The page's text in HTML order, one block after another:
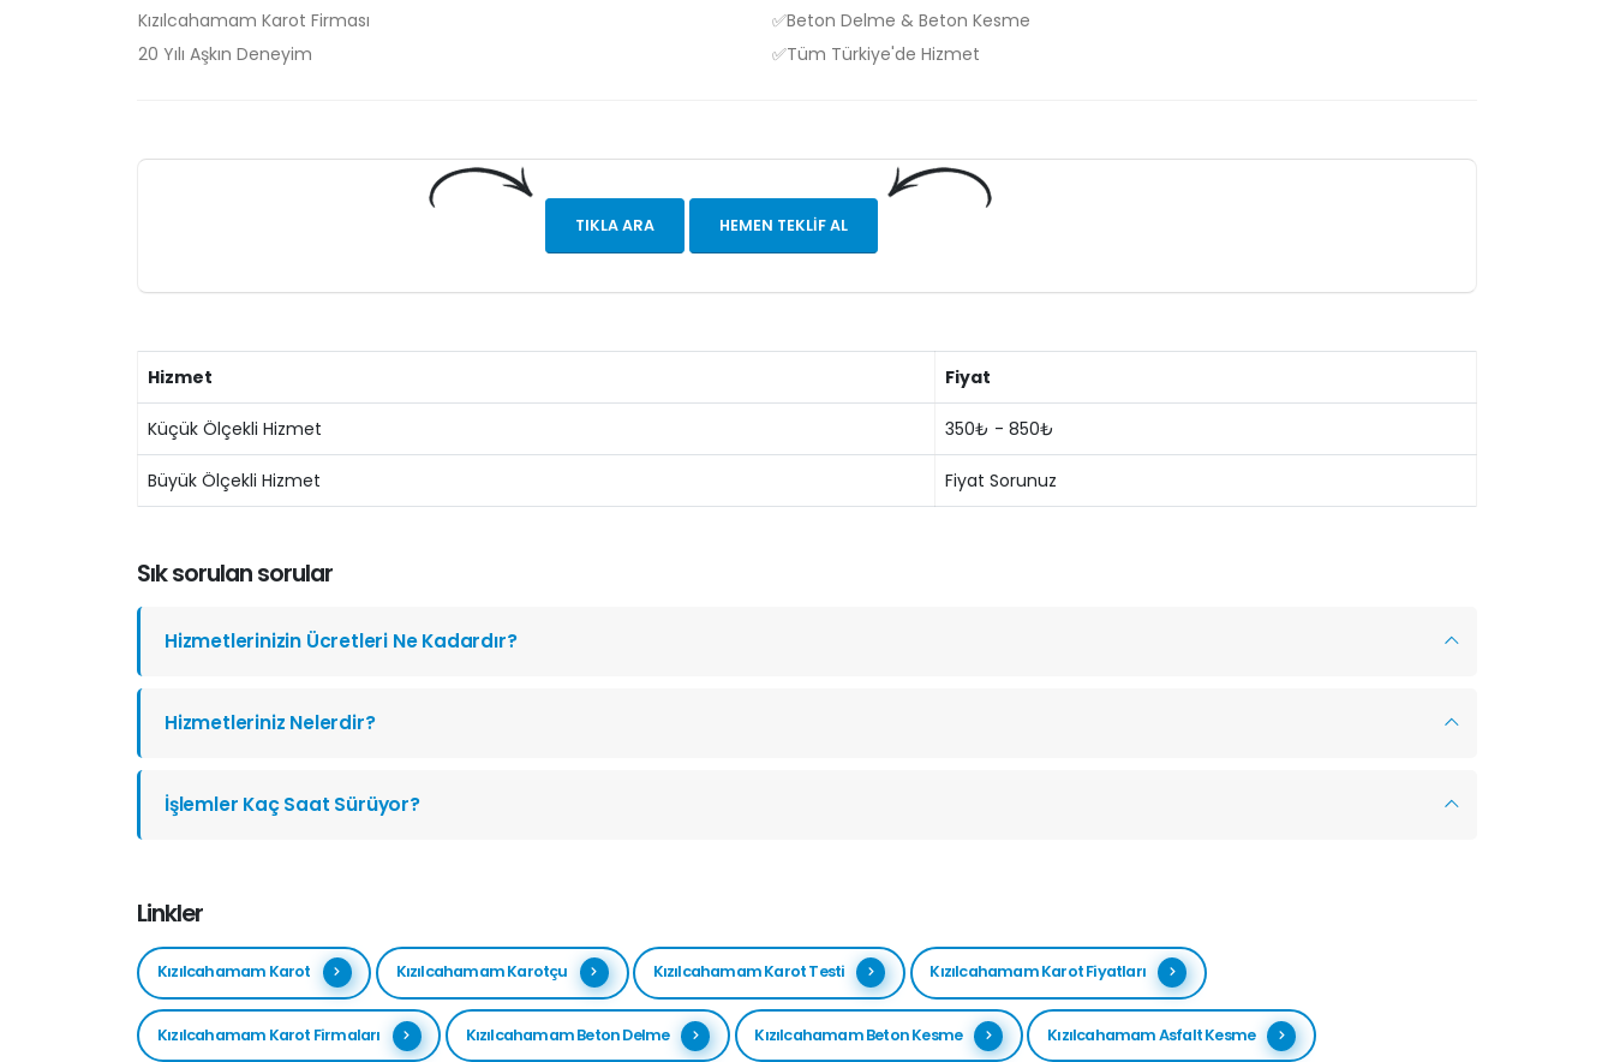
Kızılcahamam Karot Firması
✅Beton Delme & Beton Kesme
20 Yılı Aşkın Deneyim
✅Tüm Türkiye'de Hizmet
TIKLA ARA HEMEN TEKLIF AL
Hizmet Fiyat
Küçük Ölçekli Hizmet 350₺ - 850₺
Büyük Ölçekli Hizmet Fiyat Sorunuz
Sık sorulan sorular
Hizmetlerinizin Ücretleri Ne Kadardır?
Hizmetleriniz Nelerdir?
İşlemler Kaç Saat Sürüyor?
Linkler
Kızılcahamam Karot Kızılcahamam Karotçu Kızılcahamam Karot Testi Kızılcahamam Karot Fiyatları
Kızılcahamam Karot Firmaları Kızılcahamam Beton Delme Kızılcahamam Beton Kesme Kızılcahamam Asfalt Kesme